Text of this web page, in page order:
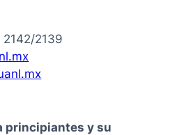
2139
principiantes y su